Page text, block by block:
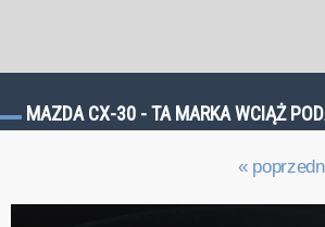
MAZDA CX-30 - TA MARKA WCIĄŻ
«